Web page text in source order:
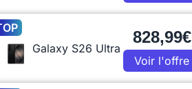
Galaxy S26 Ultra
828,99€
Voir l'offre